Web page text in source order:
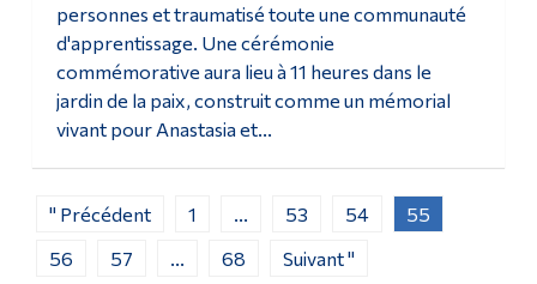
personnes et traumatisé toute une communauté
d'apprentissage. Une cérémonie
commémorative aura lieu à 11 heures dans le
jardin de la paix, construit comme un mémorial
vivant pour Anastasia et...
" Précédent 1 ... 53 54
55
56
57 ... 68 Suivant "